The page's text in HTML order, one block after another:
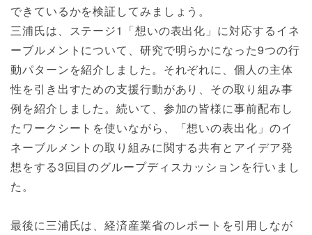
できているかを検証してみましょう。
三浦氏は、ステージ1「想いの表出化」に対応するイネ
ーブルメントについて、研究で明らかになった9つの行
動パターンを紹介しました。それぞれに、個人の主体
性を引き出すための支援行動があり、その取り組み事
例を紹介しました。続いて、参加の皆様に事前配布し
たワークシートを使いながら、「想いの表出化」のイ
ネーブルメントの取り組みに関する共有とアイデア発
想をする3回目のグループディスカッションを行いまし
た。
最後に三浦氏は、経済産業省のレポートを引用しなが